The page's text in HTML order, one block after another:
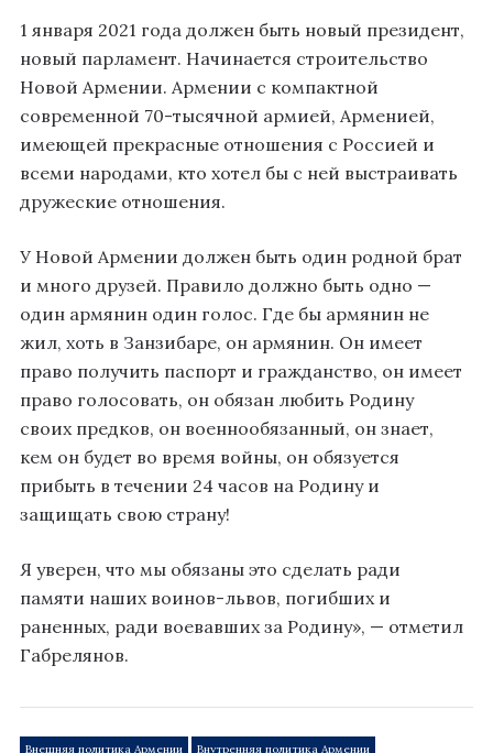
1 января 2021 года должен быть новый президент,
новый парламент. Начинается строительство
Новой Армении. Армении с компактной
современной 70-тысячной армией, Арменией,
имеющей прекрасные отношения с Россией и
всеми народами, кто хотел бы с ней выстраивать
дружеские отношения.
У Новой Армении должен быть один родной брат
и много друзей. Правило должно быть одно —
один армянин один голос. Где бы армянин не
жил, хоть в Занзибаре, он армянин. Он имеет
право получить паспорт и гражданство, он имеет
право голосовать, он обязан любить Родину
своих предков, он военнообязанный, он знает,
кем он будет во время войны, он обязуется
прибыть в течении 24 часов на Родину и
защищать свою страну!
Я уверен, что мы обязаны это сделать ради
памяти наших воинов-львов, погибших и
раненных, ради воевавших за Родину», — отметил
Габрелянов.
Внешняя политика Армении Внутренняя политика Армении